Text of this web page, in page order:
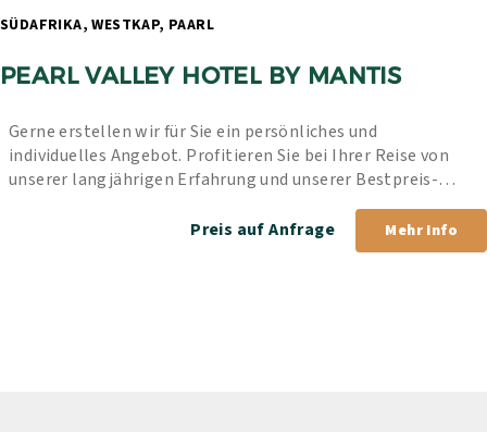
PEARL VALLEY HOTEL BY MANTIS
Gerne erstellen wir für Sie ein persönliches und
individuelles Angebot. Profitieren Sie bei Ihrer Reise von
unserer langjährigen Erfahrung und unserer Bestpreis-
Preis auf Anfrage
Mehr Info